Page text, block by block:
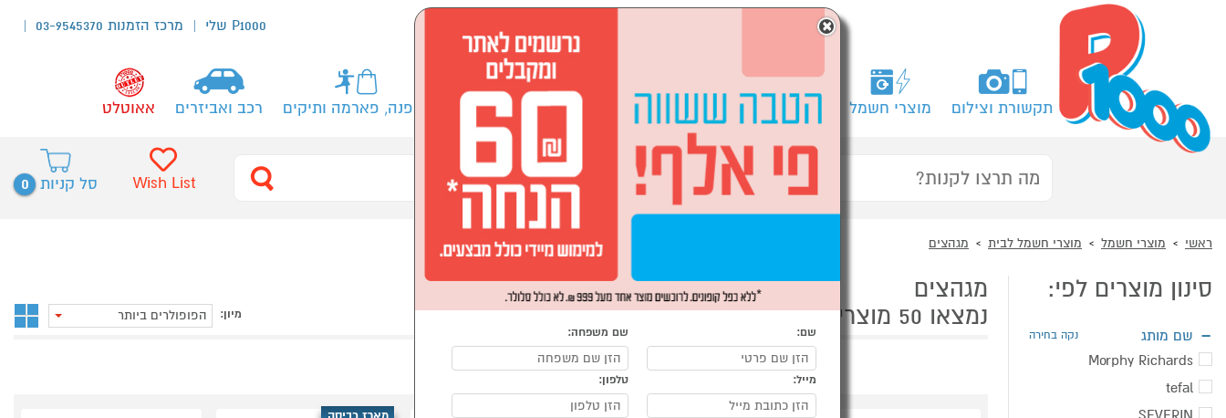
P1000 שלי מרכז הזמנות 03-9545370
תקשורת וצילום מוצרי חשמל מחשבים וציוד היקפי לבית ולגן ספורט, מחנאות וילדים אופנה, פארמה ותיקים רכב ואביזרים אאוטלט
סל קניות 0 Wish List
ראשי מוצרי חשמל מוצרי חשמל לבית מגהצים
סינון מוצרים לפי:
שם מותג נקה בחירה
Morphy Richards
tefal
מגהצים
נמצאו 50 מוצרי מגהצים
מיון: הפופולרים ביותר
×
שם: שם משפחה:
מייל: טלפון: